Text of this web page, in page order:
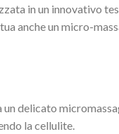
in un innovativo
anche un micro-
delicato
la cellulite.